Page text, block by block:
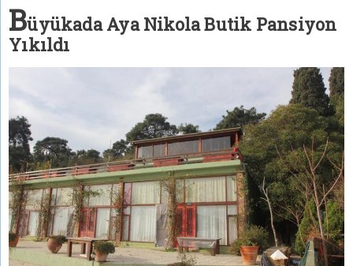
Büyükada Aya Nikola Butik Pansiyon
Yıkıldı